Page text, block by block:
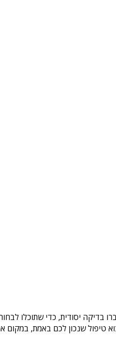
בדיקה יסודית, כדי שתוכלו
שנכון לכם באמת, במקום